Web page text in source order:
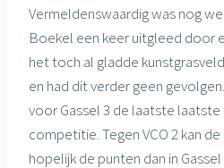
Vermeldenswaardig was nog
Boekel een keer uitgleed door
het toch al gladde
en had dit verder geen
voor Gassel 3 de laatste
competitie. Tegen VCO 2 kan
hopelijk de punten dan in